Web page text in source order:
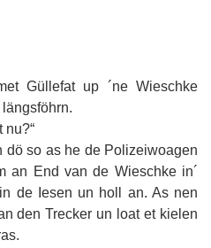
Güllefat up ´ne Wieschke
nu?“
dö so as he de Polizeiwoagen
an End van de Wieschke in´
de Iesen un holl an. As nen
den Trecker un loat et kielen